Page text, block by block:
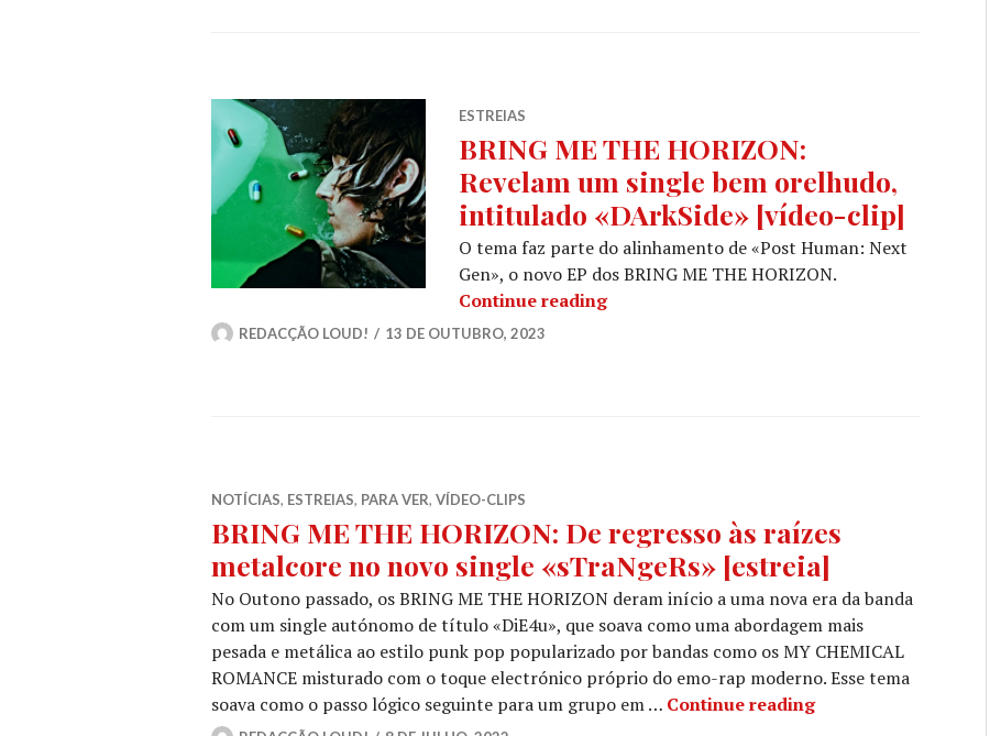
ESTREIAS
BRING ME THE HORIZON:
Revelam um single bem orelhudo,
intitulado «DArkSide» [vídeo-clip]
O tema faz parte do alinhamento de «Post Human: Next
Gen», o novo EP dos BRING ME THE HORIZON.
Continue readingBRING ME THE HORIZON: Revelam um
REDACÇÃO LOUD! 13 DE OUTUBRO, 2023
NOTÍCIAS, ESTREIAS, PARA VER, VÍDEO-CLIPS
BRING ME THE HORIZON: De regresso às raízes
metalcore no novo single «sTraNgeRs» [estreia]
No Outono passado, os BRING ME THE HORIZON deram início a uma nova era da banda
com um single autónomo de título «DiE4u», que soava como uma abordagem mais
pesada e metálica ao estilo punk pop popularizado por bandas como os MY CHEMICAL
ROMANCE misturado com o toque electrónico próprio do emo-rap moderno. Esse tema
soava como o passo lógico seguinte para um grupo em … Continue readingBRING ME THE